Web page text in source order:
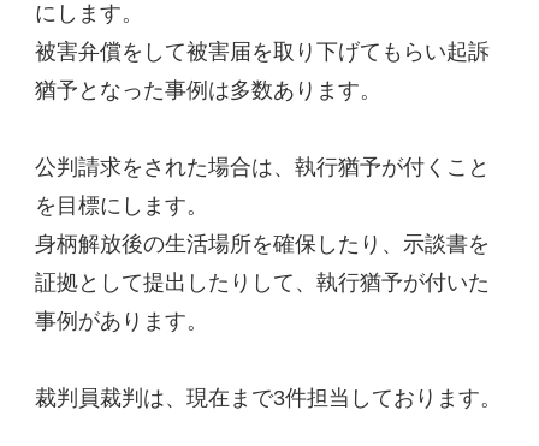
にします。
被害弁償をして被害届を取り下げてもらい起訴
猶予となった事例は多数あります。
公判請求をされた場合は、執行猶予が付くこと
を目標にします。
身柄解放後の生活場所を確保したり、示談書を
証拠として提出したりして、執行猶予が付いた
事例があります。
裁判員裁判は、現在まで3件担当しております。